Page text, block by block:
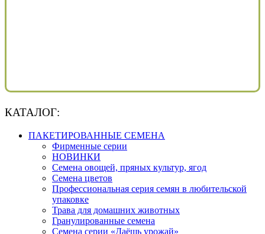
КАТАЛОГ:
ПАКЕТИРОВАННЫЕ СЕМЕНА
Фирменные серии
НОВИНКИ
Семена овощей, пряных культур, ягод
Семена цветов
Профессиональная серия семян в любительской
упаковке
Трава для домашних животных
Гранулированные семена
Семена серии «Даёшь урожай»